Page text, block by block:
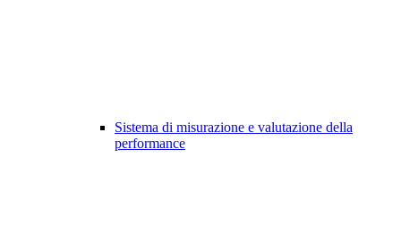
Sistema di misurazione e valutazione della
performance